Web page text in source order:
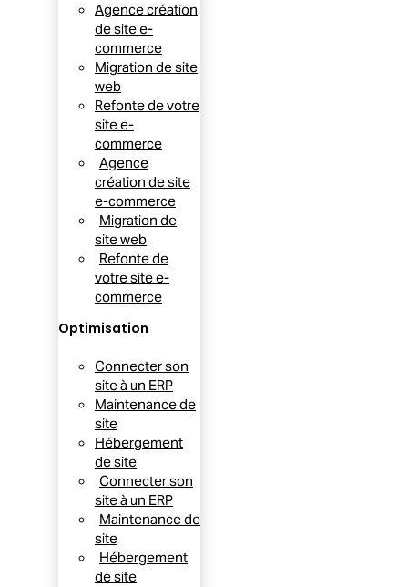
Agence création
de site e-
commerce
Migration de site
web
Refonte de votre
site e-
commerce
Agence
création de site
e-commerce
Migration de
site web
Refonte de
votre site e-
commerce
Optimisation
Connecter son
site à un ERP
Maintenance de
site
Hébergement
de site
Connecter son
site à un ERP
Maintenance de
site
Hébergement
de site